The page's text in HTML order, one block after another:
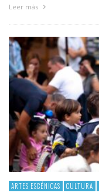
Leer más
ARTES ESCÉNICAS CULTURA